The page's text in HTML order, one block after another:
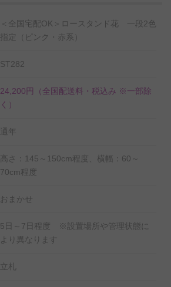
＜全国宅配OK＞ロースタンド花 一段2色
指定（ピンク・赤系）
ST282
24,200円
（全国配送料・税込み ※一部除
く）
通年
高さ：145～150cm程度、横幅：60～
70cm程度
おまかせ
5日～7日程度 ※設置場所や管理状態に
より異なります
立札